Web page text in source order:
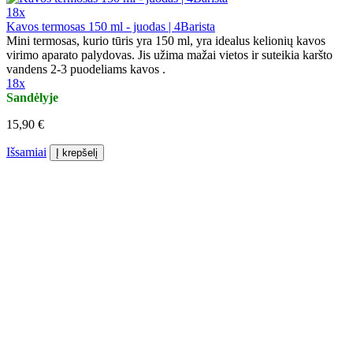
18x
Kavos termosas 150 ml - juodas | 4Barista
Mini termosas, kurio tūris yra 150 ml, yra idealus kelionių kavos
virimo aparato palydovas. Jis užima mažai vietos ir suteikia karšto
vandens 2-3 puodeliams kavos .
18x
Sandėlyje
15,90 €
Išsamiai Į krepšelį